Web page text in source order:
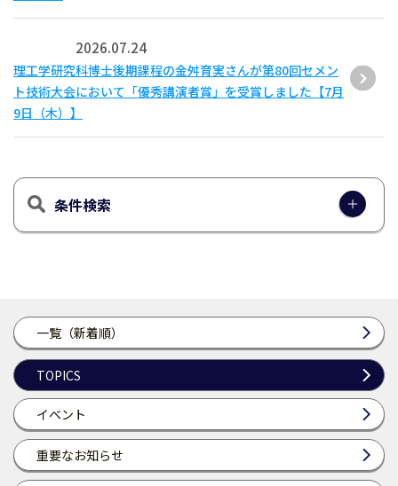
一覧（新着順）
TOPICS
イベント
重要なお知らせ
2026.07.24
理工学研究科博士後期課程の金舛育実さんが第80回セメン
ト技術大会において「優秀講演者賞」を受賞しました【7月
9日（木）】
条件検索